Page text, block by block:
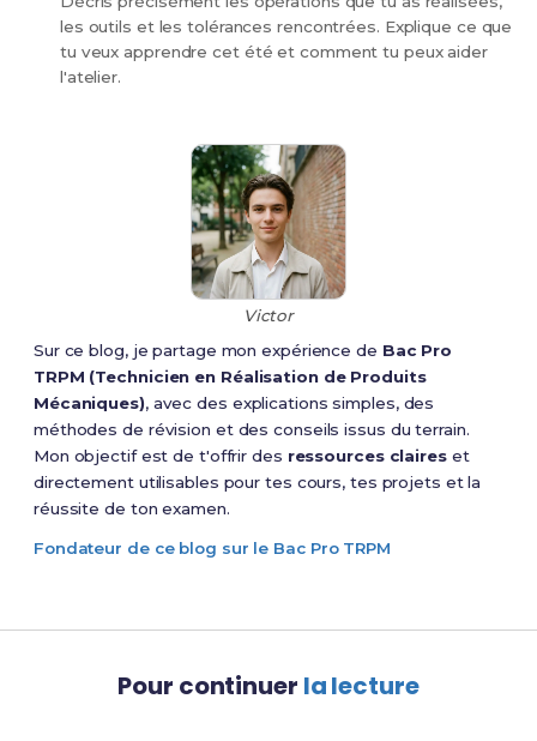
les outils et les tolérances rencontrées. Explique ce que
tu veux apprendre cet été et comment tu peux aider
l'atelier.
Victor
Sur ce blog, je partage mon expérience de Bac Pro
TRPM (Technicien en Réalisation de Produits
Mécaniques), avec des explications simples, des
méthodes de révision et des conseils issus du terrain.
Mon objectif est de t'offrir des ressources claireset
directement utilisables pour tes cours, tes projets et la
réussite de ton examen.
Fondateur de ce blog sur le Bac Pro TRPM
Pour continuer la lecture